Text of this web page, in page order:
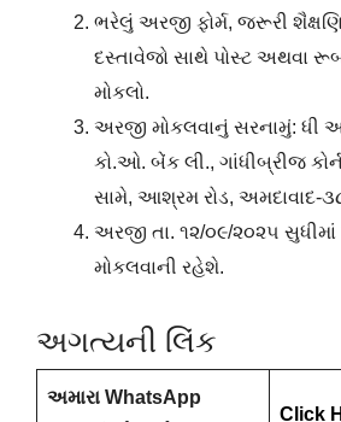
ભરેલું અરજી ફોર્મ, જરૂરી
દસ્તાવેજો સાથે પોસ્ટ અથવા
મોકલો.
અરજી મોકલવાનું સરનામું: ધી
કો.ઓ. બેંક લી., ગાંધીબ્રીજ
સામે, આશ્રમ રોડ, અમદાવાદ-
અરજી તા. ૧૨/૦૯/૨૦૨૫
મોકલવાની રહેશે.
અગત્યની લિંક
અમારા WhatsApp
Click